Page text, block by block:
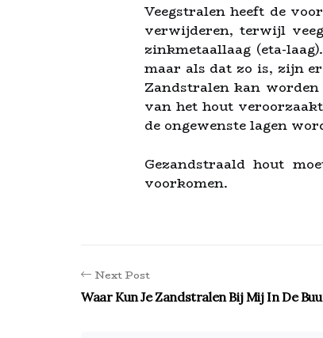
Veegstralen heeft de
verwijderen, terwijl
zinkmetaallaag (eta-
maar als dat zo is, zijn
Zandstralen kan
van het hout
de ongewenste lagen
Gezandstraald hout
voorkomen.
Next Post
Waar Kun Je Zandstralen Bij Mij In De